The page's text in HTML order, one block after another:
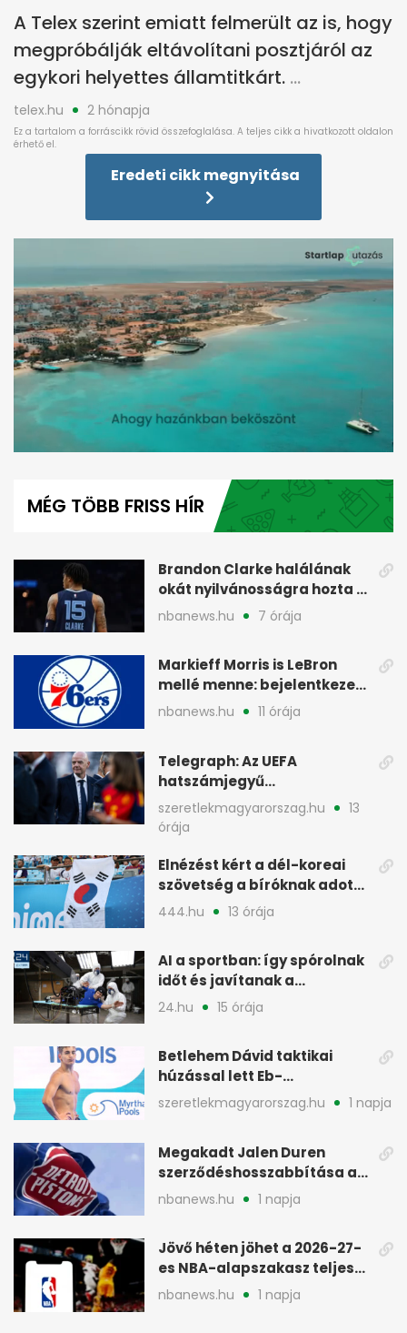
A Telex szerint emiatt felmerült az is, hogy
megpróbálják eltávolítani posztjáról az
egykori helyettes államtitkárt.
telex.hu 2 hónapja
Eredeti cikk megnyitása
minute,
MÉG TÖBB FRISS HÍR
Brandon Clarke halálának
okát nyilvánosságra hozta a
halottkém
nbanews.hu 7 órája
Markieff Morris is LeBron
mellé menne: bejelentkezett
a Sixershez
nbanews.hu 11 órája
Telegraph: Az UEFA
hatszámjegyű
végkielégítést adott egy női
dolgozónak
szeretlekmagyarorszag.hu
13
órája
Elnézést kért a dél-koreai
szövetség a bíróknak adott
szexmasszázsokért
444.hu 13 órája
AI a sportban: így spórolnak
időt és javítanak a
teljesítményen
24.hu 15 órája
Betlehem Dávid taktikai
húzással lett Eb-
aranyérmes Párizsban
szeretlekmagyarorszag.hu 1 napja
Megakadt Jalen Duren
szerződéshosszabbítása a
Detroit Pistonsnál
nbanews.hu 1 napja
Jövő héten jöhet a 2026-27-
es NBA-alapszakasz teljes
menetrendje
nbanews.hu 1 napja